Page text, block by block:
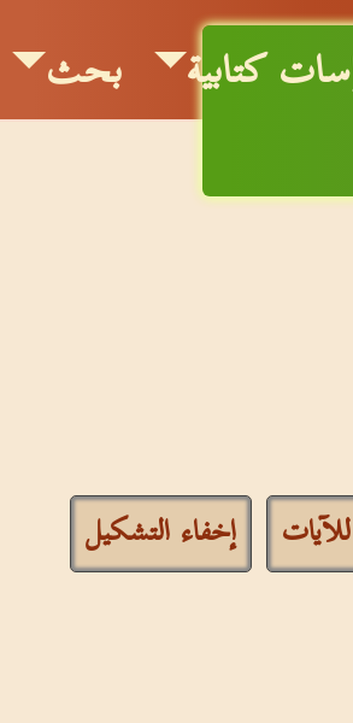
كتابية بحث
إخفاء التشكيل